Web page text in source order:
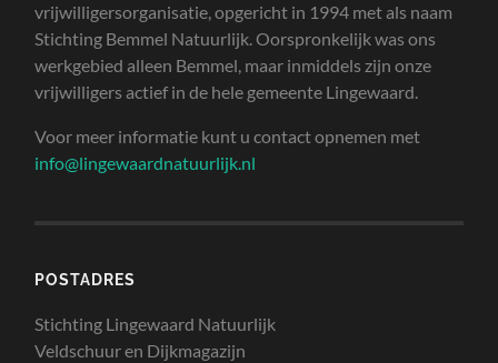
vrijwilligersorganisatie, opgericht in 1994 met als naam
Stichting Bemmel Natuurlijk. Oorspronkelijk was ons
werkgebied alleen Bemmel, maar inmiddels zijn onze
vrijwilligers actief in de hele gemeente Lingewaard.
Voor meer informatie kunt u contact opnemen met
info@lingewaardnatuurlijk.nl
POSTADRES
Stichting Lingewaard Natuurlijk
Veldschuur en Dijkmagazijn